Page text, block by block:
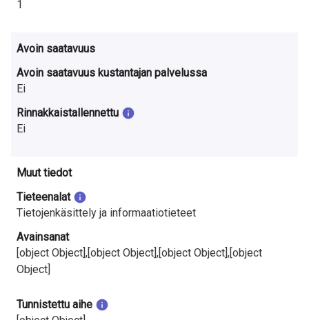
1
Avoin saatavuus
Avoin saatavuus kustantajan palvelussa
Ei
Rinnakkaistallennettu
Ei
Muut tiedot
Tieteenalat
Tietojenkäsittely ja informaatiotieteet
Avainsanat
[object Object],[object Object],[object Object],[object
Object]
Tunnistettu aihe